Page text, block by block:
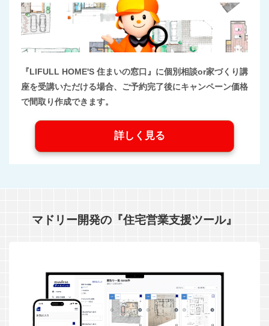
『LIFULL HOME'S 住まいの窓口』に個別相談or家づくり講
座を受講いただける場合、ご予約完了後にキャンペーン価格
で間取り作成できます。
詳しく見る
マドリー開発の『住宅営業支援ツール』